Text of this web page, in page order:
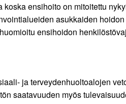
ensihoito on mitoitettu
asukkaiden
ensihoidon
ja terveydenhuoltoalojen
saatavuuden myös